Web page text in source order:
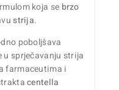
koja se brzo
strija.
poboljšava
sprječavanju strija
farmaceutima i
centella